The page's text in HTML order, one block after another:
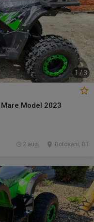
1 /3
Model 2023
Botosani, BT
2 aug.